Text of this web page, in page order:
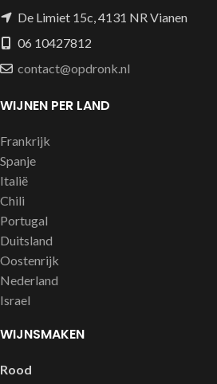
De Limiet 15c, 4131 NR Vianen
06 10427812
contact@opdronk.nl
WIJNEN PER LAND
Frankrijk
Spanje
Italië
Chili
Portugal
Duitsland
Oostenrijk
Nederland
Israel
WIJNSMAKEN
Rood